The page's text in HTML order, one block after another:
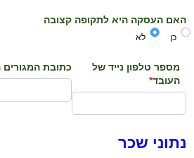
האם העסקה היא לתקופה קצובה
כן לא
מספר טלפון נייד של
העובד*
(required)
כתובת
נתוני שכר